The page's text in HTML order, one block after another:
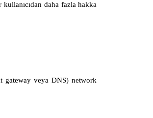
daha fazla hakka
gateway veya DNS) network